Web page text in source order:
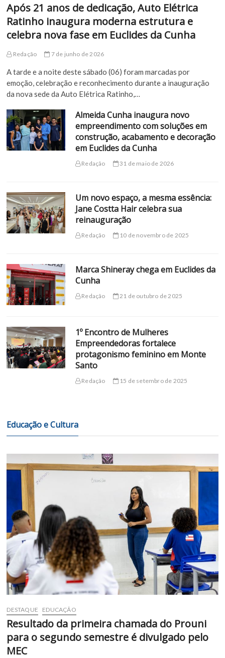
Após 21 anos de dedicação, Auto Elétrica
Ratinho inaugura moderna estrutura e
celebra nova fase em Euclides da Cunha
Redação 7 de junho de 2026
A tarde e a noite deste sábado (06) foram marcadas por
emoção, celebração e reconhecimento durante a inauguração
da nova sede da Auto Elétrica Ratinho,…
Almeida Cunha inaugura novo
empreendimento com soluções em
construção, acabamento e decoração
em Euclides da Cunha
Redação 31 de maio de 2026
Um novo espaço, a mesma essência:
Jane Costta Hair celebra sua
reinauguração
Redação 10 de novembro de 2025
Marca Shineray chega em Euclides da
Cunha
Redação 21 de outubro de 2025
1º Encontro de Mulheres
Empreendedoras fortalece
protagonismo feminino em Monte
Santo
Redação 15 de setembro de 2025
Educação e Cultura
DESTAQUE EDUCAÇÃO
Resultado da primeira chamada do Prouni
para o segundo semestre é divulgado pelo
MEC